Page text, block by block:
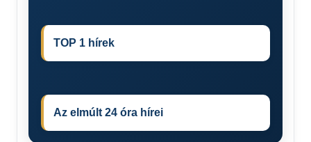
TOP 1 hírek
Az elmúlt 24 óra hírei